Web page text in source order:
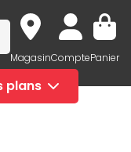
MagasinComptePanier
plans